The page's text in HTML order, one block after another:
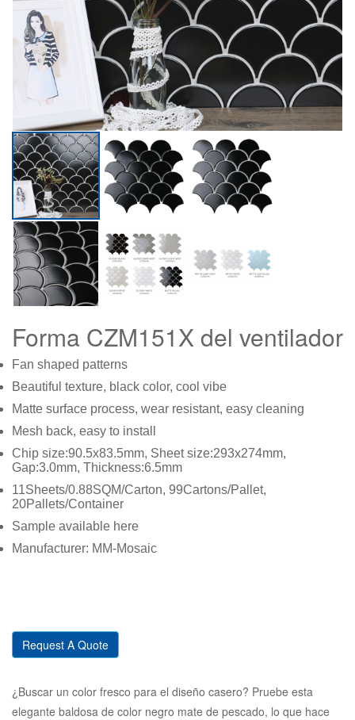
Forma CZM151X del ventilador
Fan shaped patterns
Beautiful texture, black color, cool vibe
Matte surface process, wear resistant, easy cleaning
Mesh back, easy to install
Chip size:90.5x83.5mm, Sheet size:293x274mm,
Gap:3.0mm, Thickness:6.5mm
11Sheets/0.88SQM/Carton, 99Cartons/Pallet,
20Pallets/Container
Sample available here
Manufacturer: MM-Mosaic
Request A Quote
¿Buscar un color fresco para el diseño casero? Pruebe esta
elegante baldosa de color negro mate de pescado, lo que hace